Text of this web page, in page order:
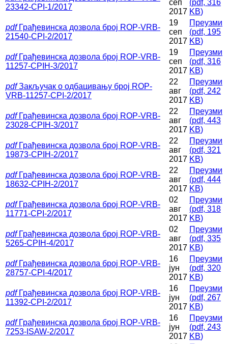
23342-CPI-1/2017
сеп
2017
(pdf, 316
KB)
pdf Грађевинска дозвола број ROP-VRB-
21540-CPI-2/2017
19
сеп
2017
Преузми
(pdf, 195
KB)
pdf Грађевинска дозвола број ROP-VRB-
11257-CPIН-3/2017
19
сеп
2017
Преузми
(pdf, 316
KB)
pdf Закључак о одбацивању број ROP-
VRB-11257-CPI-2/2017
22
авг
2017
Преузми
(pdf, 242
KB)
pdf Грађевинска дозвола број ROP-VRB-
23028-CPIН-3/2017
22
авг
2017
Преузми
(pdf, 443
KB)
pdf Грађевинска дозвола број ROP-VRB-
19873-CPIН-2/2017
22
авг
2017
Преузми
(pdf, 321
KB)
pdf Грађевинска дозвола број ROP-VRB-
18632-CPIН-2/2017
22
авг
2017
Преузми
(pdf, 444
KB)
pdf Грађевинска дозвола број ROP-VRB-
11771-CPI-2/2017
02
авг
2017
Преузми
(pdf, 318
KB)
pdf Грађевинска дозвола број ROP-VRB-
5265-CPIН-4/2017
02
авг
2017
Преузми
(pdf, 335
KB)
pdf Грађевинска дозвола број ROP-VRB-
28757-CPI-4/2017
16
јун
2017
Преузми
(pdf, 320
KB)
pdf Грађевинска дозвола број ROP-VRB-
11392-CPI-2/2017
16
јун
2017
Преузми
(pdf, 267
KB)
pdf Грађевинска дозвола број ROP-VRB-
7253-ISAW-2/2017
16
јун
2017
Преузми
(pdf, 243
KB)